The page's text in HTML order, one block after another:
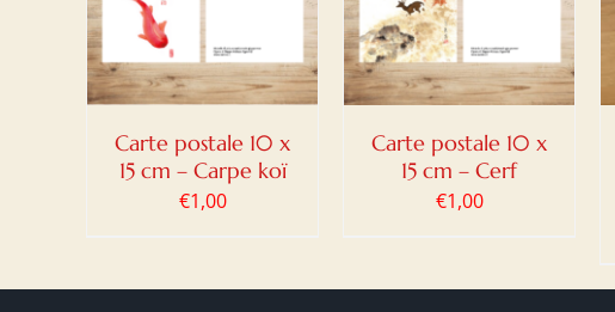
Carte postale 10 x
15 cm – Carpe koï
€1,00
Carte postale 10 x
15 cm – Cerf
€1,00
/